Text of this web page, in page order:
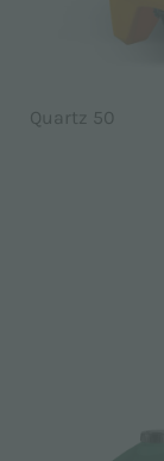
Quartz 50